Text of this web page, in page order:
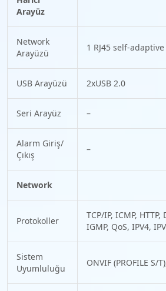
Arayüz
Network
Arayüzü
1 RJ45 self-
USB Arayüzü 2xUSB 2.0
Seri Arayüz –
Alarm Giriş/
Çıkış
–
Network
Protokoller
TCP/IP, ICMP, HTTP,
IGMP, QoS, IPV4,
Sistem
Uyumluluğu
ONVIF (PROFILE S/